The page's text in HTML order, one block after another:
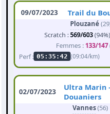
09/07/2023 Trail du
Plouzané
Scratch :569/603
Femmes : 133/147
Perf : 05:35:42 (09:04/km)
02/07/2023
Ultra Marin
Douaniers
Vannes(56)